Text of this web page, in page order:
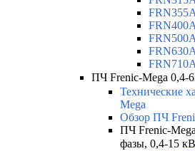
ПЧ Frenic-Mega 0,4-
Технические
Mega
Обзор ПЧ
ПЧ Frenic-
фазы, 0,4-15